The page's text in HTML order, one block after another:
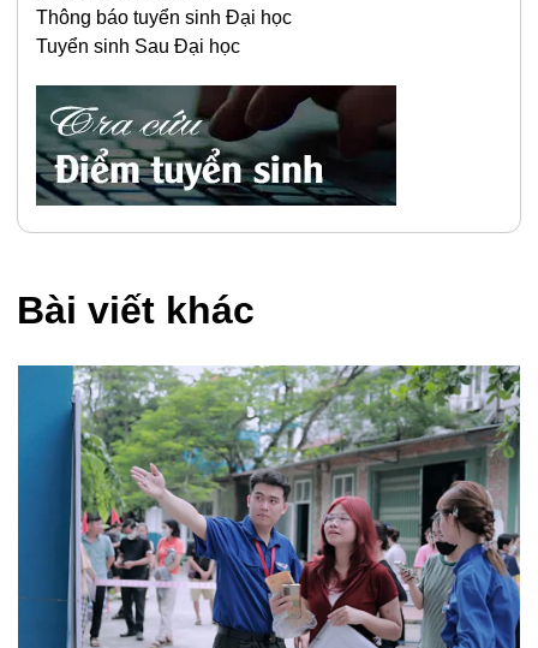
Thông báo tuyển sinh Đại học
Tuyển sinh Sau Đại học
Bài viết khác